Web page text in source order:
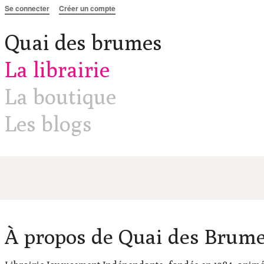
Aller au contenu
Se connecter Créer un compte
La librairie
La boutique
Les blogs
Quai des brumes
À propos de Quai des